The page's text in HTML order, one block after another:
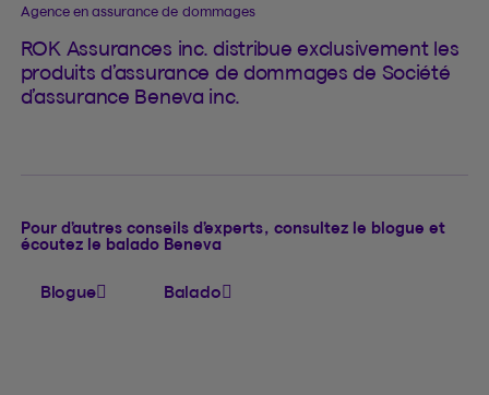
Agence en assurance de dommages
ROK Assurances inc. distribue exclusivement les
produits d’assurance de dommages de Société
d’assurance Beneva inc.
Pour d’autres conseils d’experts, consultez le blogue et
écoutez le balado Beneva
Blogue Balado